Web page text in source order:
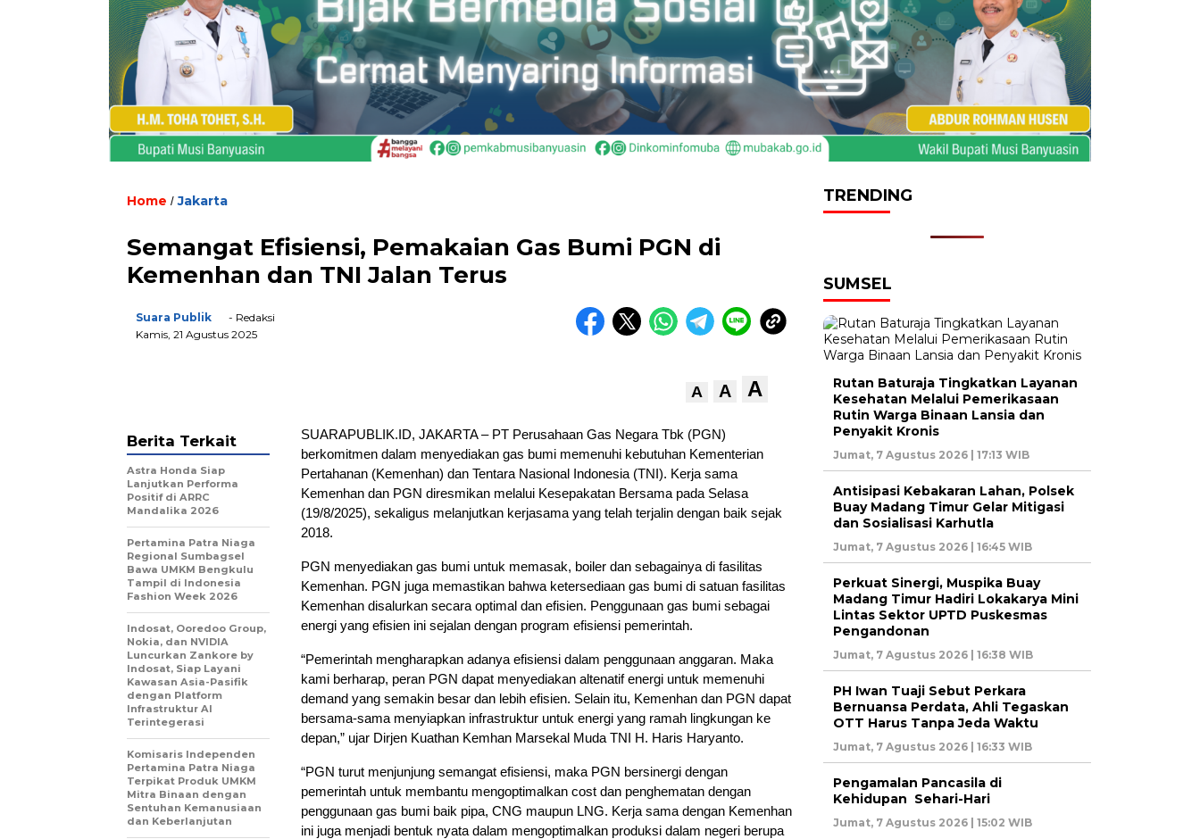
Home /Jakarta
Semangat Efisiensi, Pemakaian Gas Bumi PGN di
Kemenhan dan TNI Jalan Terus
Suara Publik
- Redaksi
Kamis, 21 Agustus 2025
A A A
SUARAPUBLIK.ID, JAKARTA – PT Perusahaan Gas Negara Tbk (PGN)
berkomitmen dalam menyediakan gas bumi memenuhi kebutuhan Kementerian
Pertahanan (Kemenhan) dan Tentara Nasional Indonesia (TNI). Kerja sama
Kemenhan dan PGN diresmikan melalui Kesepakatan Bersama pada Selasa
(19/8/2025), sekaligus melanjutkan kerjasama yang telah terjalin dengan baik sejak
2018.
PGN menyediakan gas bumi untuk memasak, boiler dan sebagainya di fasilitas
Kemenhan. PGN juga memastikan bahwa ketersediaan gas bumi di satuan fasilitas
Kemenhan disalurkan secara optimal dan efisien. Penggunaan gas bumi sebagai
energi yang efisien ini sejalan dengan program efisiensi pemerintah.
“Pemerintah mengharapkan adanya efisiensi dalam penggunaan anggaran. Maka
kami berharap, peran PGN dapat menyediakan altenatif energi untuk memenuhi
demand yang semakin besar dan lebih efisien. Selain itu, Kemenhan dan PGN dapat
bersama-sama menyiapkan infrastruktur untuk energi yang ramah lingkungan ke
depan,” ujar Dirjen Kuathan Kemhan Marsekal Muda TNI H. Haris Haryanto.
“PGN turut menjunjung semangat efisiensi, maka PGN bersinergi dengan
pemerintah untuk membantu mengoptimalkan cost dan penghematan dengan
penggunaan gas bumi baik pipa, CNG maupun LNG. Kerja sama dengan Kemenhan
ini juga menjadi bentuk nyata dalam mengoptimalkan produksi dalam negeri berupa
Berita Terkait
Astra Honda Siap
Lanjutkan Performa
Positif di ARRC
Mandalika 2026
Pertamina Patra Niaga
Regional Sumbagsel
Bawa UMKM Bengkulu
Tampil di Indonesia
Fashion Week 2026
Indosat, Ooredoo Group,
Nokia, dan NVIDIA
Luncurkan Zankore by
Indosat, Siap Layani
Kawasan Asia-Pasifik
dengan Platform
Infrastruktur AI
Terintegerasi
Komisaris Independen
Pertamina Patra Niaga
Terpikat Produk UMKM
Mitra Binaan dengan
Sentuhan Kemanusiaan
dan Keberlanjutan
TRENDING
SUMSEL
Rutan Baturaja Tingkatkan Layanan
Kesehatan Melalui Pemerikasaan
Rutin Warga Binaan Lansia dan
Penyakit Kronis
Jumat, 7 Agustus 2026 | 17:13 WIB
Antisipasi Kebakaran Lahan, Polsek
Buay Madang Timur Gelar Mitigasi
dan Sosialisasi Karhutla
Jumat, 7 Agustus 2026 | 16:45 WIB
Perkuat Sinergi, Muspika Buay
Madang Timur Hadiri Lokakarya Mini
Lintas Sektor UPTD Puskesmas
Pengandonan
Jumat, 7 Agustus 2026 | 16:38 WIB
PH Iwan Tuaji Sebut Perkara
Bernuansa Perdata, Ahli Tegaskan
OTT Harus Tanpa Jeda Waktu
Jumat, 7 Agustus 2026 | 16:33 WIB
Pengamalan Pancasila di
Kehidupan Sehari-Hari
Jumat, 7 Agustus 2026 | 15:02 WIB